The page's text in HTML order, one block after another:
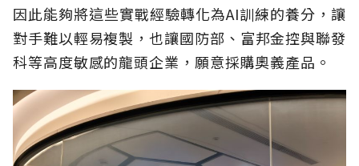
因此能夠將這些實戰經驗轉化為AI訓練的養分，讓
對手難以輕易複製，也讓國防部、富邦金控與聯發
科等高度敏感的龍頭企業，願意採購奧義產品。